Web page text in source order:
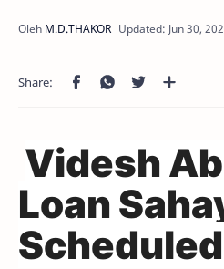
Videsh
Loan